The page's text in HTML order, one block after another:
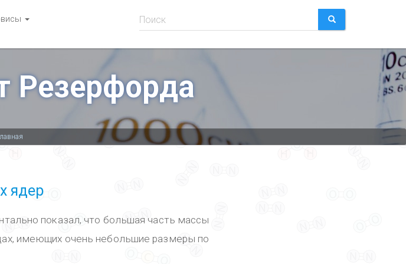
Форма
поиска
Резерфорда
ядер
показал, что большая часть массы
имеющих очень небольшие размеры по